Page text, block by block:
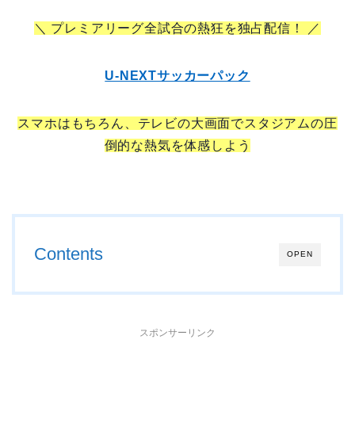
＼ プレミアリーグ全試合の熱狂を独占配信！ ／
U-NEXTサッカーパック
スマホはもちろん、テレビの大画面でスタジアムの圧
倒的な熱気を体感しよう
OPEN
Contents
スポンサーリンク